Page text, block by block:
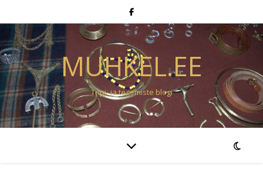
MUHKEL.EE
Tripi- ja tegemiste blogi